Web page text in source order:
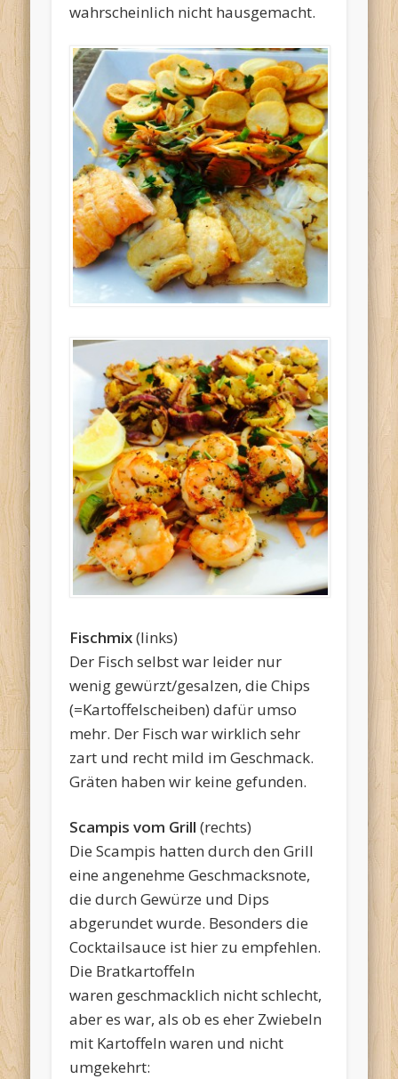
wahrscheinlich nicht hausgemacht.
Fischmix(links)
Der Fisch selbst war leider nur
wenig gewürzt/gesalzen, die Chips
(=Kartoffelscheiben) dafür umso
mehr. Der Fisch war wirklich sehr
zart und recht mild im Geschmack.
Gräten haben wir keine gefunden.
Scampis vom Grill (rechts)
Die Scampis hatten durch den Grill
eine angenehme Geschmacksnote,
die durch Gewürze und Dips
abgerundet wurde. Besonders die
Cocktailsauce ist hier zu empfehlen.
Die Bratkartoffeln
waren geschmacklich nicht schlecht,
aber es war, als ob es eher Zwiebeln
mit Kartoffeln waren und nicht
umgekehrt: